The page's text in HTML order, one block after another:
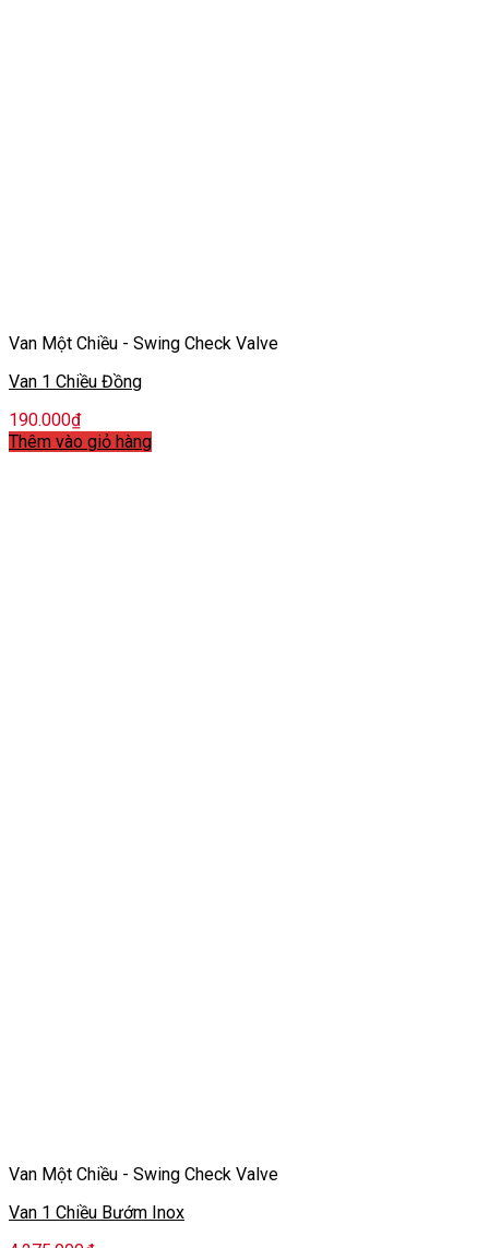
Van Một Chiều - Swing Check Valve
Van 1 Chiều Đồng
190.000₫
Thêm vào giỏ hàng
Van Một Chiều - Swing Check Valve
Van 1 Chiều Bướm Inox